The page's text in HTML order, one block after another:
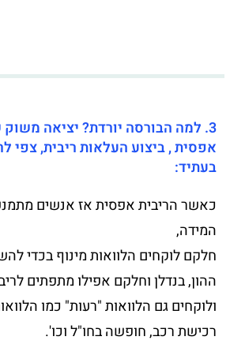
3. למה הבורסה יורדת? יציאה
אפסית , ביצוע העלאות ריבית, צפי
בעתיד:
כאשר הריבית אפסית אז אנשים
המידה,
חלקם לוקחים הלוואות מינוף בכדי
ההון, בנדלן וחלקם אפילו מתפתים
ולוקחים גם הלוואות "רעות" כמו
רכישת רכב, חופשה בחו"ל וכו'.